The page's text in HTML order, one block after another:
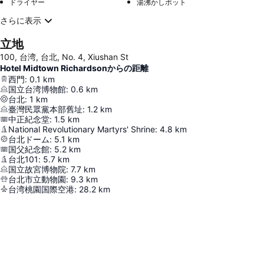
ドライヤー 湯沸かしポット
さらに表示
立地
100, 台湾, 台北, No. 4, Xiushan St
Hotel Midtown Richardsonからの距離
西門: 0.1 km
国立台湾博物館: 0.6 km
台北: 1 km
臺灣民眾黨本部舊址: 1.2 km
中正紀念堂: 1.5 km
National Revolutionary Martyrs' Shrine: 4.8 km
台北ドーム: 5.1 km
国父紀念館: 5.2 km
台北101: 5.7 km
国立故宮博物院: 7.7 km
台北市立動物園: 9.3 km
台湾桃園国際空港: 28.2 km